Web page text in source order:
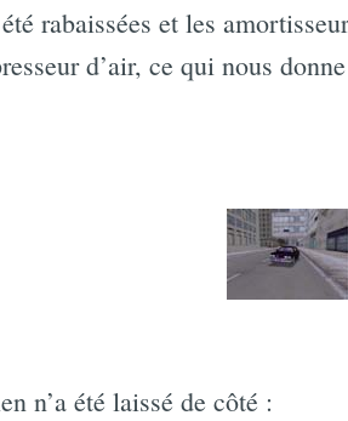
rabaissées et les
d’air, ce qui nous
n’a été laissé de côté :